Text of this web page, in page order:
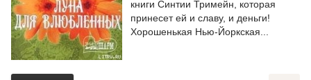
книги Синтии Тримейн, которая
принесет ей и славу, и деньги!
Хорошенькая Нью-Йоркская...